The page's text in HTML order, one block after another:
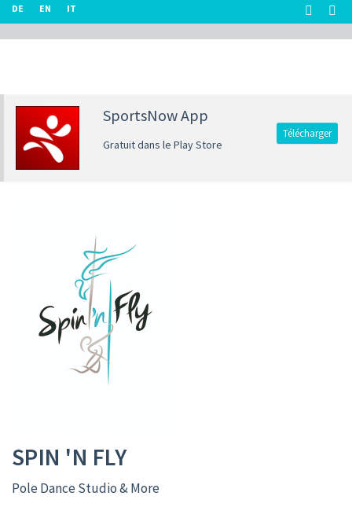
DE EN IT
SportsNow App
Gratuit dans le Play Store
Télécharger
SPIN 'N FLY
Pole Dance Studio & More